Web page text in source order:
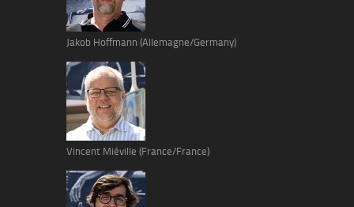
Jakob Hoffmann (Allemagne/Germany)
Vincent Miéville (France/France)